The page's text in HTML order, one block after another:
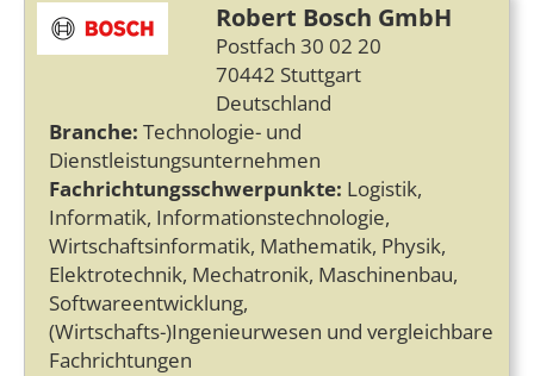
Robert Bosch GmbH
Postfach 30 02 20
70442 Stuttgart
Deutschland
Branche: Technologie- und
Dienstleistungsunternehmen
Fachrichtungsschwerpunkte: Logistik,
Informatik, Informationstechnologie,
Wirtschaftsinformatik, Mathematik, Physik,
Elektrotechnik, Mechatronik, Maschinenbau,
Softwareentwicklung,
(Wirtschafts-)Ingenieurwesen und vergleichbare
Fachrichtungen